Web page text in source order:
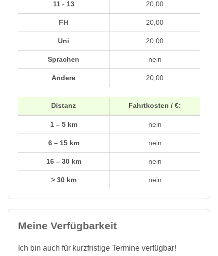
11 - 13
FH
Uni
Sprachen
Andere
20,00
20,00
20,00
nein
20,00
Distanz
1 – 5 km
6 – 15 km
16 – 30 km
> 30 km
Fahrtkosten / €:
nein
nein
nein
nein
Meine Verfügbarkeit
Ich bin auch für kurzfristige Termine verfügbar!